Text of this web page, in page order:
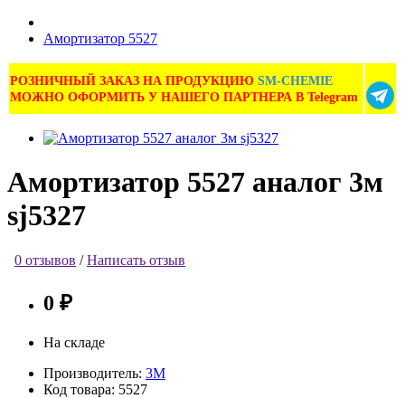
Амортизатор 5527
РОЗНИЧНЫЙ ЗАКАЗ НА ПРОДУКЦИЮ SM-CHEMIE
МОЖНО ОФОРМИТЬ У НАШЕГО ПАРТНЕРА В Telegram
Амортизатор 5527 аналог 3м
sj5327
0 отзывов /Написать отзыв
0 ₽
На складе
Производитель: 3М
Код товара: 5527